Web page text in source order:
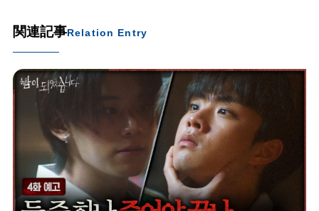
関連記事Relation Entry